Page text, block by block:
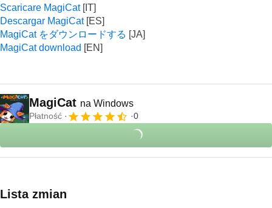
Scaricare MagiCat
Descargar MagiCat
MagiCat をダウンロードする
MagiCat download
MagiCat na Windows
Płatność 0
Lista zmian